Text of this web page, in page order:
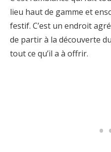
lieu haut de gamme et
festif. C’est un endroit
de partir à la découverte
tout ce qu’il a à offrir.